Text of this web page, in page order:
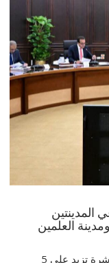
العلمين
ينفذهما تحالف عالمي باستثمارات أجنبية مباشرة تزيد على 5